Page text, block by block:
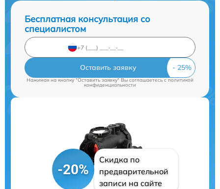
Бесплатная консультация со
специалистом
Оставить заявку
Нажимая на кнопку "Оставить заявку" Вы соглашаетесь cполитикой
конфиденциальности
-20%
Скидка по
предварительной
записи на сайте